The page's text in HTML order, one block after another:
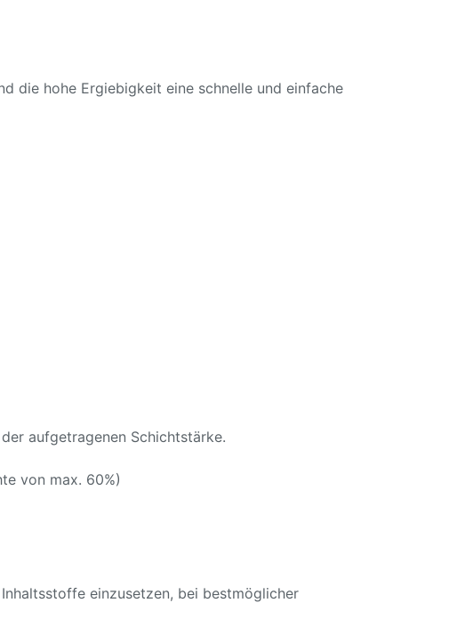
die hohe Ergiebigkeit eine schnelle und einfache
aufgetragenen Schichtstärke.
von max. 60%)
einzusetzen, bei bestmöglicher